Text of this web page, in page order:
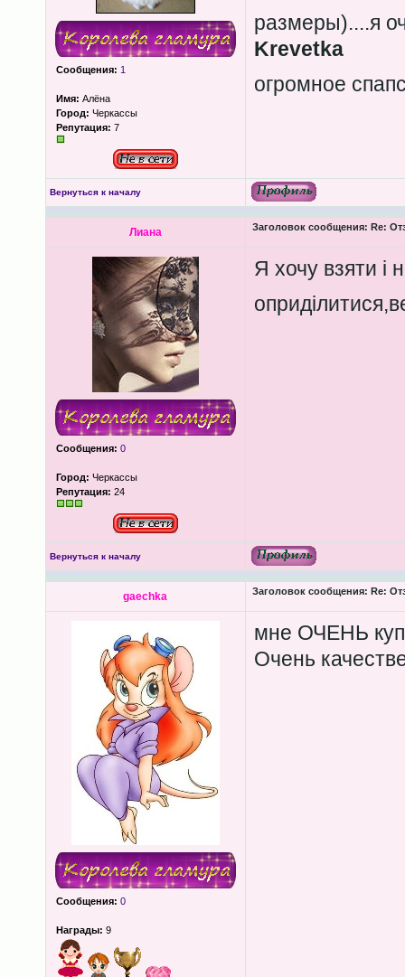
Сообщения: 1
Имя: Алёна
Город: Черкассы
Репутация: 7
размеры)....я
Krevetkа
огромное
Вернуться к началу
Лиана Заголовок сообщения: Re:
Сообщения: 0
Город: Черкассы
Репутация: 24
Я хочу взяти і
Вернуться к началу
gaechka Заголовок сообщения: Re:
Сообщения: 0
Награды: 9
мне ОЧЕНЬ
Очень